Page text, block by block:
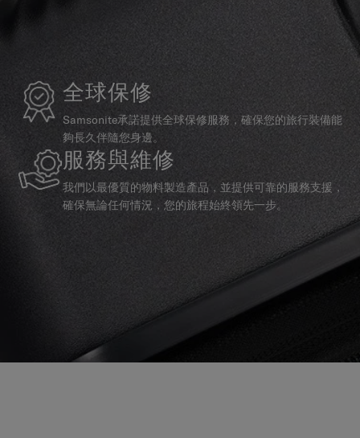
全球保修
Samsonite承諾提供全球保修服務，確保您的旅行裝備能
夠長久伴隨您身邊。
服務與維修
我們以最優質的物料製造產品，並提供可靠的服務支援，
確保無論任何情況，您的旅程始終領先一步。